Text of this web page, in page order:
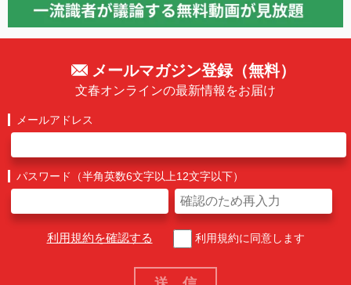
メールマガジン登録（無料）
文春オンラインの最新情報をお届け
メールアドレス
パスワード（半角英数6文字以上12文字以下）
利用規約を確認する 利用規約に同意します